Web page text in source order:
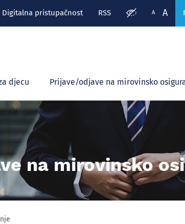
Digitalna pristupačnost RSS A A
djecu Prijave/odjave na mirovinsko
na mirovinsko